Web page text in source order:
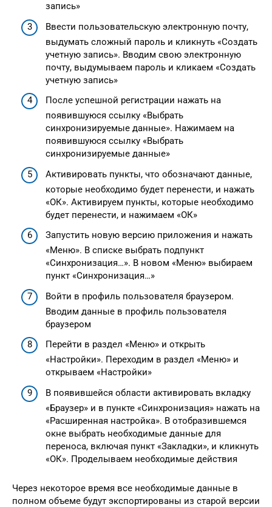
запись»
Ввести пользовательскую электронную почту,
выдумать сложный пароль и кликнуть «Создать
учетную запись». Вводим свою электронную
почту, выдумываем пароль и кликаем «Создать
учетную запись»
После успешной регистрации нажать на
появившуюся ссылку «Выбрать
синхронизируемые данные». Нажимаем на
появившуюся ссылку «Выбрать
синхронизируемые данные»
Активировать пункты, что обозначают данные,
которые необходимо будет перенести, и нажать
«ОК». Активируем пункты, которые необходимо
будет перенести, и нажимаем «ОК»
Запустить новую версию приложения и нажать
«Меню». В списке выбрать подпункт
«Синхронизация…». В новом «Меню» выбираем
пункт «Синхронизация…»
Войти в профиль пользователя браузером.
Вводим данные в профиль пользователя
браузером
Перейти в раздел «Меню» и открыть
«Настройки». Переходим в раздел «Меню» и
открываем «Настройки»
В появившейся области активировать вкладку
«Браузер» и в пункте «Синхронизация» нажать на
«Расширенная настройка». В отобразившемся
окне выбрать необходимые данные для
переноса, включая пункт «Закладки», и кликнуть
«ОК». Проделываем необходимые действия
Через некоторое время все необходимые данные в
полном объеме будут экспортированы из старой версии